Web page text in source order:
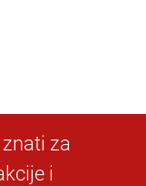
za
i